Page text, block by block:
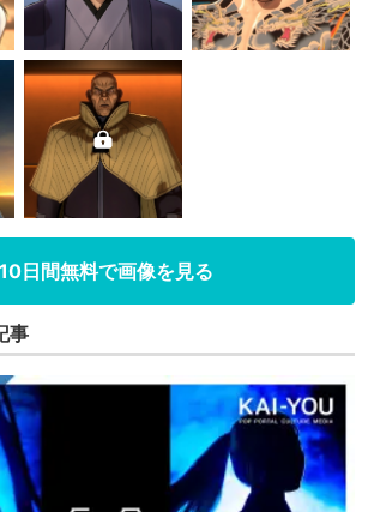
10日間無料で画像を見る
事